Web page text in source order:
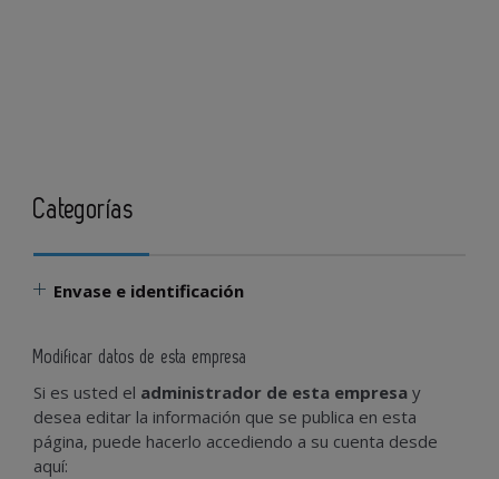
Categorías
Envase e identificación
Modificar datos de esta empresa
Si es usted el administrador de esta empresa y
desea editar la información que se publica en esta
página, puede hacerlo accediendo a su cuenta desde
aquí: